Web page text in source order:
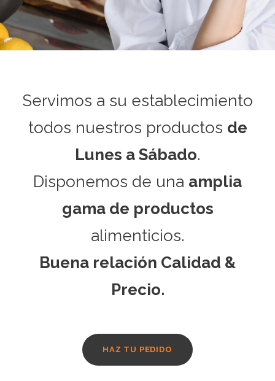
Servimos a su establecimiento
todos nuestros productos de
Lunes a Sábado.
Disponemos de una amplia
gama de productos
alimenticios.
Buena relación Calidad &
Precio.
HAZ TU PEDIDO